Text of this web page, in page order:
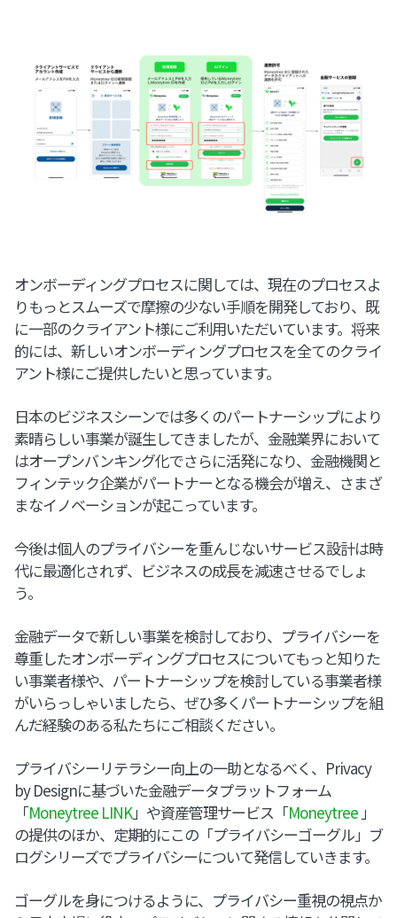
オンボーディングプロセスに関しては、現在のプロセスよ
りもっとスムーズで摩擦の少ない手順を開発しており、既
に一部のクライアント様にご利用いただいています。将来
的には、新しいオンボーディングプロセスを全てのクライ
アント様にご提供したいと思っています。
日本のビジネスシーンでは多くのパートナーシップにより
素晴らしい事業が誕生してきましたが、金融業界において
はオープンバンキング化でさらに活発になり、金融機関と
フィンテック企業がパートナーとなる機会が増え、さまざ
まなイノベーションが起こっています。
今後は個人のプライバシーを重んじないサービス設計は時
代に最適化されず、ビジネスの成長を減速させるでしょ
う。
金融データで新しい事業を検討しており、プライバシーを
尊重したオンボーディングプロセスについてもっと知りた
い事業者様や、パートナーシップを検討している事業者様
がいらっしゃいましたら、ぜひ多くパートナーシップを組
んだ経験のある私たちにご相談ください。
プライバシーリテラシー向上の一助となるべく、Privacy
by Designに基づいた金融データプラットフォーム
「Moneytree LINK」や資産管理サービス「Moneytree 」
の提供のほか、定期的にこの「プライバシーゴーグル」ブ
ログシリーズでプライバシーについて発信していきます。
ゴーグルを身につけるように、プライバシー重視の視点か